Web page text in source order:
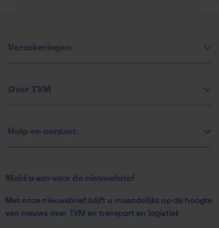
Verzekeringen
Over TVM
Hulp en contact
Meld u aan voor de nieuwsbrief
Met onze nieuwsbrief blijft u maandelijks op de hoogte
van nieuws over TVM en transport en logistiek